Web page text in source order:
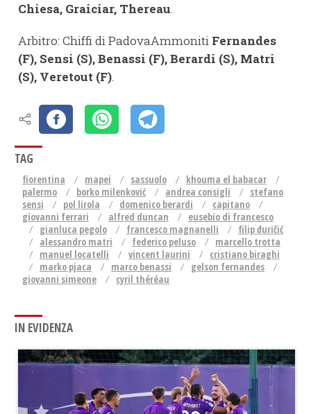
Chiesa, Graiciar, Thereau.
Arbitro: Chiffi di PadovaAmmoniti Fernandes
(F), Sensi (S), Benassi (F), Berardi (S), Matri
(S), Veretout (F).
TAG
fiorentina mapei sassuolo
khouma el babacar
palermo
borko milenković andrea consigli
stefano
sensi
pol lirola domenico berardi
capitano
giovanni ferrari
alfred duncan
eusebio di francesco
gianluca pegolo
francesco magnanelli
filip đuričić
alessandro matri
federico peluso
marcello trotta
manuel locatelli
vincent laurini
cristiano biraghi
marko pjaca
marco benassi
gelson fernandes
giovanni simeone
cyril théréau
IN EVIDENZA